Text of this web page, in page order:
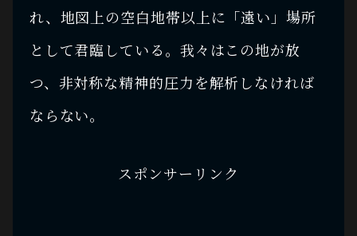
れ、地図上の空白地帯以上に「遠い」場所
として君臨している。我々はこの地が放
つ、非対称な精神的圧力を解析しなければ
ならない。
スポンサーリンク